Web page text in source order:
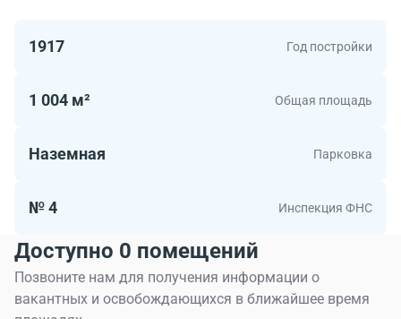
1917 Год постройки
1 004 м² Общая площадь
Наземная Парковка
№ 4 Инспекция ФНС
Доступно 0 помещений
Позвоните нам для получения информации о
вакантных и освобождающихся в ближайшее время